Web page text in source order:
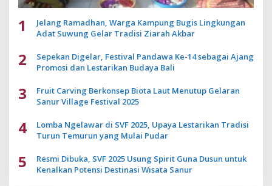
1
Jelang Ramadhan, Warga Kampung Bugis Lingkungan
Adat Suwung Gelar Tradisi Ziarah Akbar
2
Sepekan Digelar, Festival Pandawa Ke-14 sebagai Ajang
Promosi dan Lestarikan Budaya Bali
3
Fruit Carving Berkonsep Biota Laut Menutup Gelaran
Sanur Village Festival 2025
4
Lomba Ngelawar di SVF 2025, Upaya Lestarikan Tradisi
Turun Temurun yang Mulai Pudar
5
Resmi Dibuka, SVF 2025 Usung Spirit Guna Dusun untuk
Kenalkan Potensi Destinasi Wisata Sanur